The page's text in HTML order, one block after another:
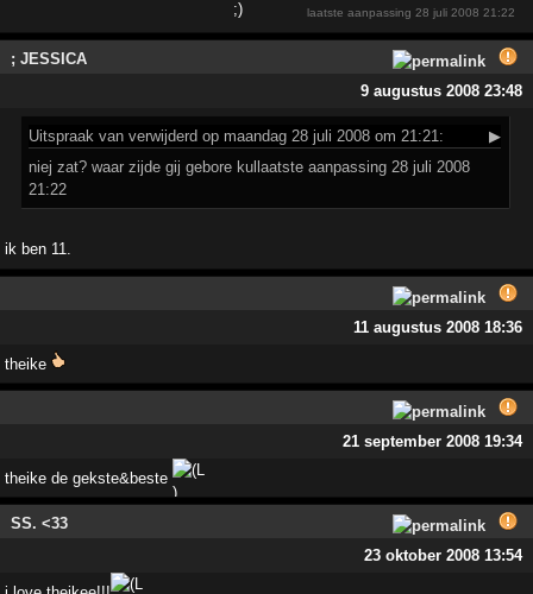
laatste aanpassing28 juli 2008 21:22
; JESSICA
9 augustus 2008 23:48
Uitspraak van verwijderd op maandag 28 juli 2008 om 21:21:
▶
niej zat? waar zijde gij gebore kullaatste aanpassing 28 juli 2008
21:22
ik ben 11.
11 augustus 2008 18:36
theike
21 september 2008 19:34
theike de gekste&beste
SS. <33
23 oktober 2008 13:54